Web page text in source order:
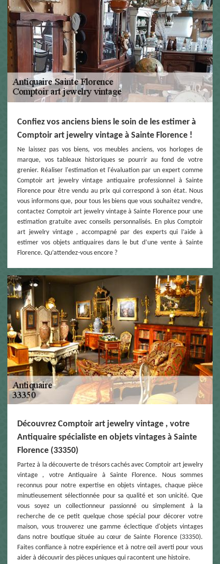
Confiez vos anciens biens le soin de les estimer à
Comptoir art jewelry vintage à Sainte Florence !
Ne laissez pas vos biens, vos meubles anciens, vos horloges de
marque, vos tableaux historiques se pourrir au fond de votre
grenier. Réaliser l'estimation et l'évaluation par un expert comme
Comptoir art jewelry vintage antiquaire professionnel à Sainte
Florence pour être vendu au prix qui correspond à son état. Nous
vous informons que, pour tous les biens que vous souhaitez vendre,
contactez Comptoir art jewelry vintage à Sainte Florence pour une
estimation gratuite avec conseils personnalisés. En plus Comptoir
art jewelry vintage , accompagné par des experts qui l’aide à
estimer vos objets antiquaires dans le but d’une vente à Sainte
Florence. Qu’attendez-vous encore ?
Découvrez Comptoir art jewelry vintage , votre
Antiquaire spécialiste en objets vintages à Sainte
Florence (33350)
Partez à la découverte de trésors cachés avec Comptoir art jewelry
vintage , votre Antiquaire à Sainte Florence. Nous sommes
reconnus pour notre expertise en objets vintages, chaque pièce
minutieusement sélectionnée pour sa qualité et son unicité. Que
vous soyez un collectionneur passionné ou simplement à la
recherche de ce petit quelque chose spécial pour décorer votre
maison, vous trouverez une gamme éclectique d'objets vintages
dans notre boutique située au cœur de Sainte Florence (33350).
Faites confiance à notre expérience et à notre œil averti pour vous
aider à découvrir des pièces uniques qui racontent une histoire.